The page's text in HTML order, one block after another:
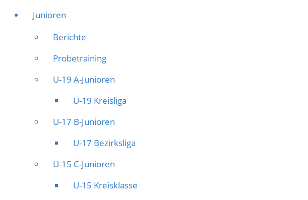
Junioren
Berichte
Probetraining
U-19 A-Junioren
U-19 Kreisliga
U-17 B-Junioren
U-17 Bezirksliga
U-15 C-Junioren
U-15 Kreisklasse